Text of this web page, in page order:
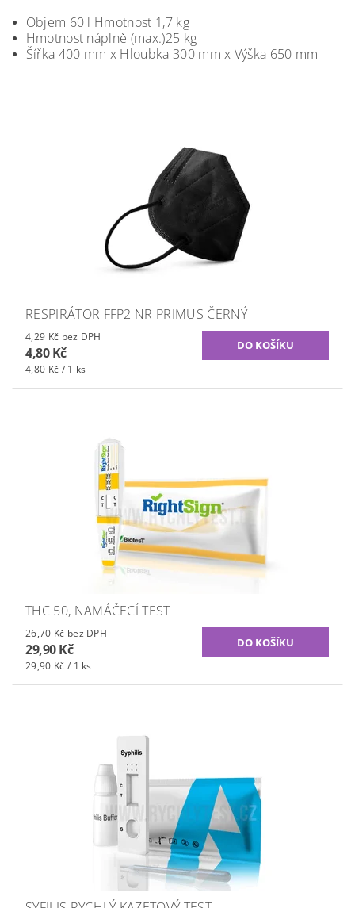
Objem 60 l Hmotnost 1,7 kg
Hmotnost náplně (max.)25 kg
Šířka 400 mm x Hloubka 300 mm x Výška 650 mm
RESPIRÁTOR FFP2 NR PRIMUS ČERNÝ
4,29 Kč bez DPH
4,80 Kč
4,80 Kč / 1 ks
THC 50, NAMÁČECÍ TEST
26,70 Kč bez DPH
29,90 Kč
29,90 Kč / 1 ks